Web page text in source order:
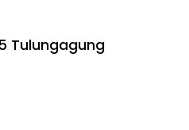
Tulungagung